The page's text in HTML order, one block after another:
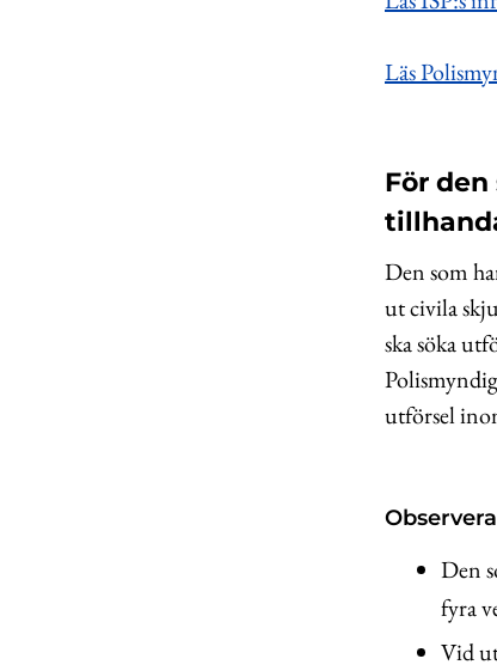
Läs
För
Den som
ut civila
ska söka
utförsel
Observera
Den
fyra
Vid